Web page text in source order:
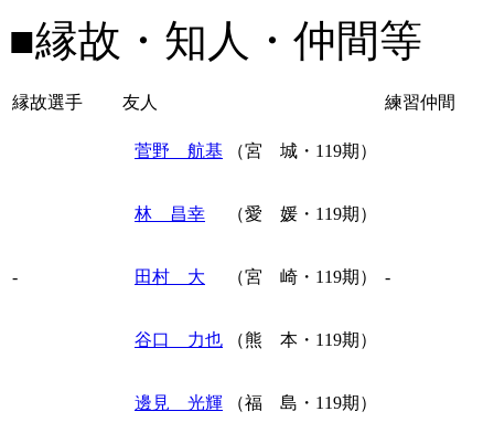
■縁故・知人・仲間等
縁故選手 友人 練習仲間
-
菅野 航基 （宮 城・119期）
林 昌幸 （愛 媛・119期）
田村 大 （宮 崎・119期）
谷口 力也 （熊 本・119期）
邊見 光輝 （福 島・119期）
-